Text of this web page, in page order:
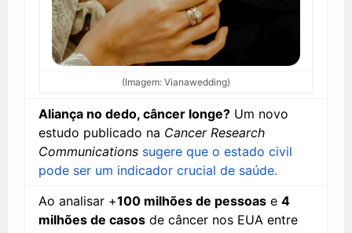
(Imagem: Vianawedding)
Aliança no dedo, câncer longe? Um novo
estudo publicado na Cancer Research
Communications sugere que o estado civil
pode ser um indicador crucial de saúde.
Ao analisar +100 milhões de pessoas e 4
milhões de casos de câncer nos EUA entre